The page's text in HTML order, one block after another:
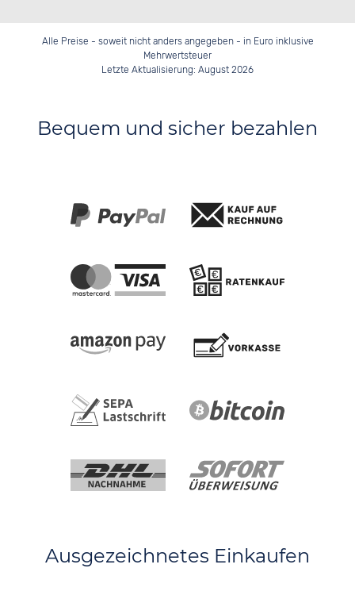
Alle Preise - soweit nicht anders angegeben - in Euro inklusive
Mehrwertsteuer
Letzte Aktualisierung: August 2026
Bequem und sicher bezahlen
Ausgezeichnetes Einkaufen